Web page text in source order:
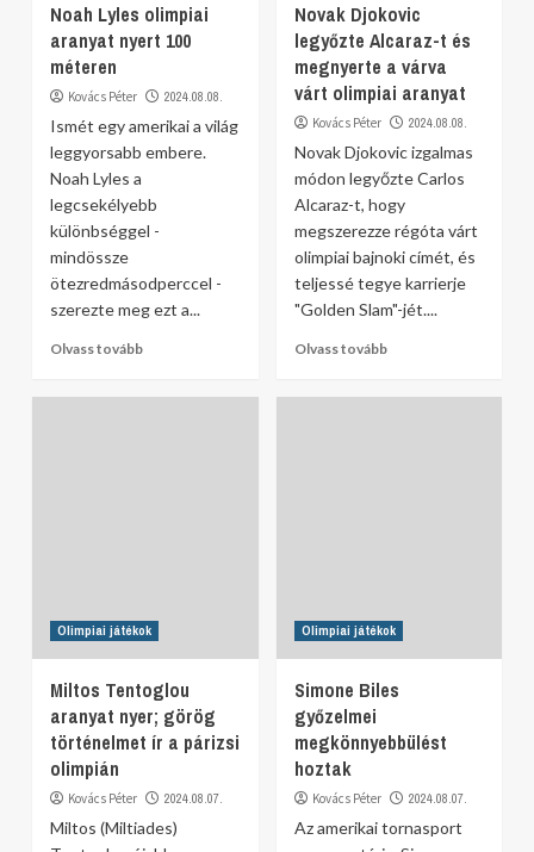
Noah Lyles olimpiai
aranyat nyert 100
méteren
Kovács Péter 2024.08.08.
Ismét egy amerikai a világ
leggyorsabb embere.
Noah Lyles a
legcsekélyebb
különbséggel -
mindössze
ötezredmásodperccel -
szerezte meg ezt a...
Olvass tovább
Novak Djokovic
legyőzte Alcaraz-t és
megnyerte a várva
várt olimpiai aranyat
Kovács Péter 2024.08.08.
Novak Djokovic izgalmas
módon legyőzte Carlos
Alcaraz-t, hogy
megszerezze régóta várt
olimpiai bajnoki címét, és
teljessé tegye karrierje
"Golden Slam"-jét....
Olvass tovább
Olimpiai játékok
Miltos Tentoglou
aranyat nyer; görög
történelmet ír a párizsi
olimpián
Kovács Péter 2024.08.07.
Miltos (Miltiades)
Olimpiai játékok
Simone Biles
győzelmei
megkönnyebbülést
hoztak
Kovács Péter 2024.08.07.
Az amerikai tornasport